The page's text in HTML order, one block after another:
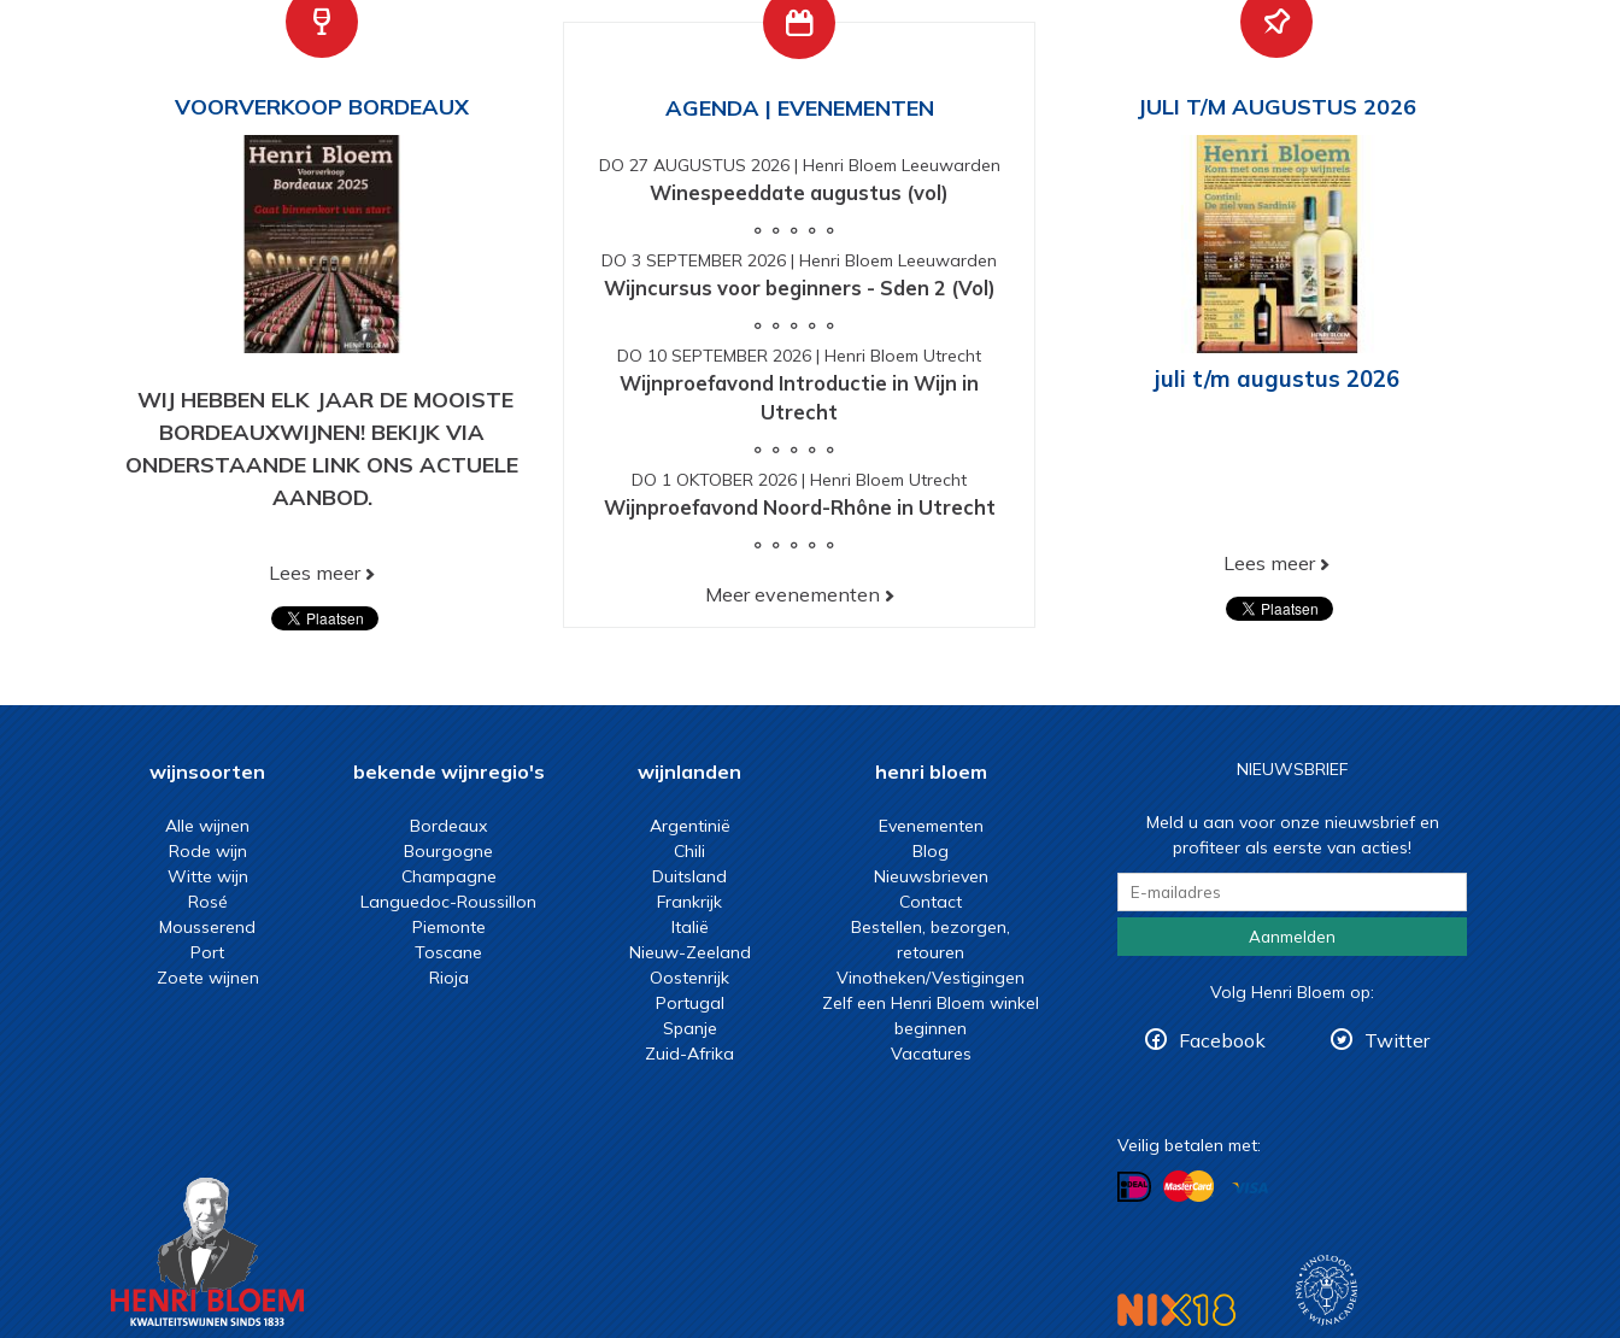
VOORVERKOOP BORDEAUX
WIJ HEBBEN ELK JAAR DE MOOISTE
BORDEAUXWIJNEN! BEKIJK VIA
ONDERSTAANDE LINK ONS ACTUELE
AANBOD.
Lees meer
AGENDA | EVENEMENTEN
DO 27 AUGUSTUS 2026| Henri Bloem Leeuwarden
Winespeeddate augustus (vol)
DO 3 SEPTEMBER 2026 | Henri Bloem Leeuwarden
Wijncursus voor beginners - Sden 2 (Vol)
DO 10 SEPTEMBER 2026 | Henri Bloem Utrecht
Wijnproefavond Introductie in Wijn in
Utrecht
DO 1 OKTOBER 2026 | Henri Bloem Utrecht
Wijnproefavond Noord-Rhône in Utrecht
Meer evenementen
JULI T/M AUGUSTUS 2026
juli t/m augustus 2026
Lees meer
wijnsoorten
Alle wijnen
Rode wijn
Witte wijn
Rosé
Mousserend
Port
Zoete wijnen
bekende wijnregio's
Bordeaux
Bourgogne
Champagne
Languedoc-Roussillon
Piemonte
Toscane
Rioja
wijnlanden
Argentinië
Chili
Duitsland
Frankrijk
Italië
Nieuw-Zeeland
Oostenrijk
Portugal
Spanje
Zuid-Afrika
henri bloem
Evenementen
Blog
Nieuwsbrieven
Contact
Bestellen, bezorgen,
retouren
Vinotheken/Vestigingen
Zelf een Henri Bloem winkel
beginnen
Vacatures
NIEUWSBRIEF
Meld u aan voor onze nieuwsbrief en
profiteer als eerste van acties!
Aanmelden
Volg Henri Bloem op:
Facebook Twitter
Veilig betalen met: